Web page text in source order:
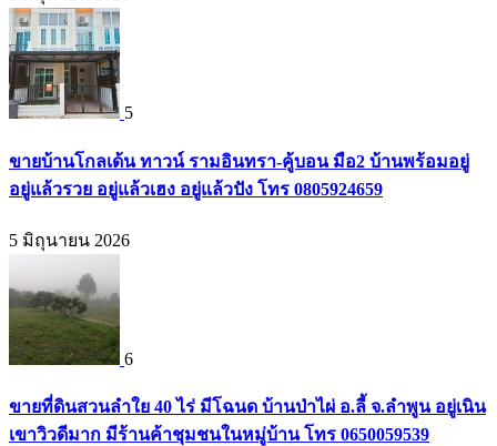
5
ขายบ้านโกลเด้น ทาวน์ รามอินทรา-คู้บอน มือ2 บ้านพร้อมอยู่
อยู่แล้วรวย อยู่แล้วเฮง อยู่แล้วปัง โทร 0805924659
5 มิถุนายน 2026
6
ขายที่ดินสวนลำใย 40 ไร่ มีโฉนด บ้านป่าไผ่ อ.ลี้ จ.ลำพูน อยู่เนิน
เขาวิวดีมาก มีร้านค้าชุมชนในหมู่บ้าน โทร 0650059539